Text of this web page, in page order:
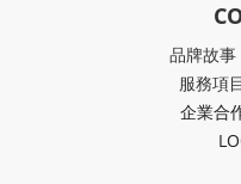
品牌故
服務項
企業合